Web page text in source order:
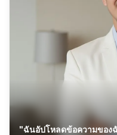
"ฉันอัปโหลดข้อความขอ